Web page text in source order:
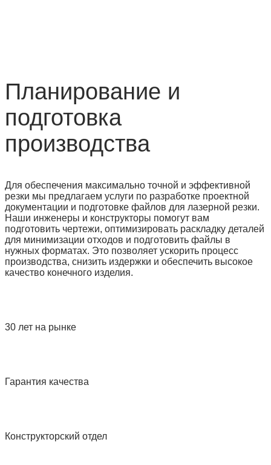
Планирование и
подготовка
производства
Для обеспечения максимально точной и эффективной
резки мы предлагаем услуги по разработке проектной
документации и подготовке файлов для лазерной резки.
Наши инженеры и конструкторы помогут вам
подготовить чертежи, оптимизировать раскладку деталей
для минимизации отходов и подготовить файлы в
нужных форматах. Это позволяет ускорить процесс
производства, снизить издержки и обеспечить высокое
качество конечного изделия.
30 лет на рынке
Гарантия качества
Конструкторский отдел